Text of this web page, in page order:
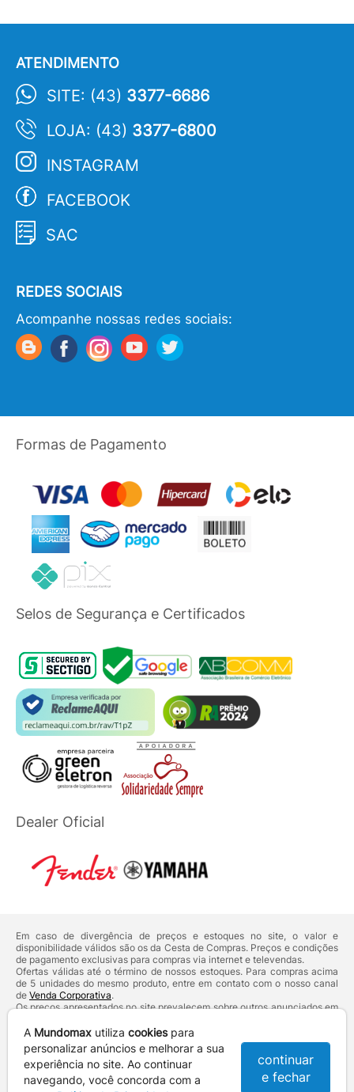
ATENDIMENTO
SITE: (43) 3377-6686
LOJA: (43) 3377-6800
INSTAGRAM
FACEBOOK
SAC
REDES SOCIAIS
Acompanhe nossas redes sociais:
Formas de Pagamento
Selos de Segurança e Certificados
Dealer Oficial
Em caso de divergência de preços e estoques no site, o valor e
disponibilidade válidos são os da Cesta de Compras. Preços e condições
de pagamento exclusivas para compras via internet e televendas.
Ofertas válidas até o término de nossos estoques. Para compras acima
de 5 unidades do mesmo produto, entre em contato com o nosso canal
de Venda Corporativa.
Os preços apresentados no site prevalecem sobre outros anunciados em
Defesa do Consumidor:Lei nº 8.078.
Vendas sujeitas à confirmação de dados e análises de crédito e risco.
Razão Social: Hayamax Distribuidora de Produtos Eletrônicos Ltda -
CNPJ: 01.725.627/0002-53 - Endereço: R. Senador Souza Naves, 9 -
A Mundomax utiliza cookiespara
personalizar anúncios e melhorar a sua
experiência no site. Ao continuar
navegando, você concorda com a
continuar
e fechar